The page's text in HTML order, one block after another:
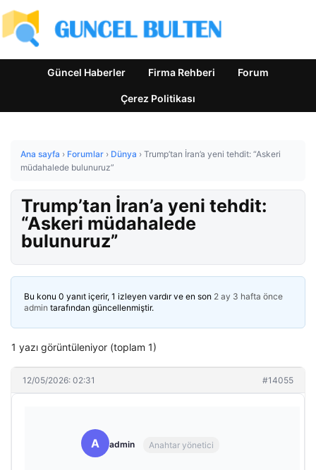
Güncel Haberler Firma Rehberi Forum
Çerez Politikası
Ana sayfa › Forumlar › Dünya › Trump’tan İran’a yeni tehdit: “Askeri
müdahalede bulunuruz”
Trump’tan İran’a yeni tehdit:
“Askeri müdahalede
bulunuruz”
Bu konu 0 yanıt içerir, 1 izleyen vardır ve en son 2 ay 3 hafta önce
admin tarafından güncellenmiştir.
1 yazı görüntüleniyor (toplam 1)
12/05/2026: 02:31 #14055
A admin Anahtar yönetici